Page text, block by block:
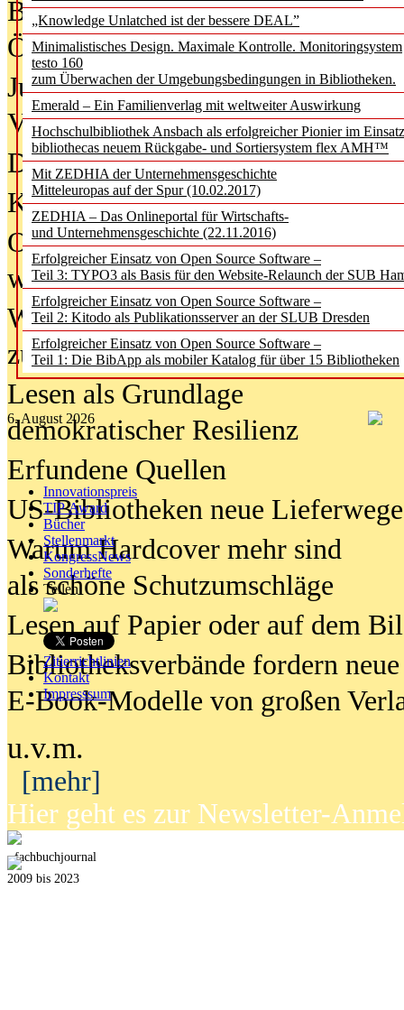
„Knowledge Unlatched ist der bessere DEAL”
Minimalistisches Design. Maximale Kontrolle. Monitoringsystem
testo 160
zum Überwachen der Umgebungsbedingungen in Bibliotheken.
Emerald – Ein Familienverlag mit weltweiter Auswirkung
Hochschulbibliothek Ansbach als erfolgreicher Pionier im
bibliothecas neuem Rückgabe- und Sortiersystem flex AMH™
Mit ZEDHIA der Unternehmensgeschichte
Mitteleuropas auf der Spur (10.02.2017)
ZEDHIA – Das Onlineportal für Wirtschafts-
und Unternehmensgeschichte (22.11.2016)
Erfolgreicher Einsatz von Open Source Software –
Teil 3: TYPO3 als Basis für den Website-Relaunch der SUB
Erfolgreicher Einsatz von Open Source Software –
Teil 2: Kitodo als Publikationsserver an der SLUB Dresden
Erfolgreicher Einsatz von Open Source Software –
Teil 1: Die BibApp als mobiler Katalog für über 15 Bibliotheken
6. August 2026
Innovationspreis
TIP Award
Bücher
Stellenmarkt
KongressNews
Sonderhefte
Teilen
Zitierrichtlinien
Kontakt
Impresssum
Bürgerforum fordert mehr
Öffentlichkeit
Jugendliche wollen besseren
Verbote
Digitale Langzeit­archi­vierung
KI-Chatbots werden Teil der
Offene Infrastrukturen für
wissenschaftliche
Warum die Debatte über KI-Texte
zu kurz greift
Lesen als Grundlage
demokratischer Resilienz
Erfundene Quellen
US-Bibliotheken neue Lieferwege
Warum Hardcover mehr sind
als schöne Schutzumschläge
Lesen auf Papier oder auf dem
Bibliotheksverbände fordern neue
E-Book-Modelle von großen
u.v.m.
[mehr]
Hier geht es zur Newsletter-
fachbuchjournal
2009 bis 2023